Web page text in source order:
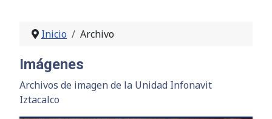
Inicio Archivo
Imágenes
Archivos de imagen de la Unidad Infonavit
Iztacalco